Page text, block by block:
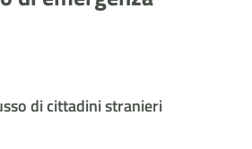
di cittadini stranieri